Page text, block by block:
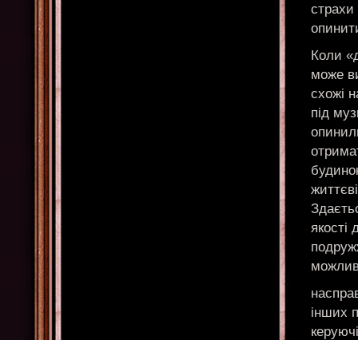
страхи
Коли
може
схожі
під
якості
інших